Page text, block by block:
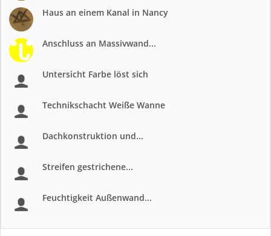
Haus an einem Kanal in Nancy
Anschluss an Massivwand...
Untersicht Farbe löst sich
Technikschacht Weiße Wanne
Dachkonstruktion und...
Streifen gestrichene...
Feuchtigkeit Außenwand...